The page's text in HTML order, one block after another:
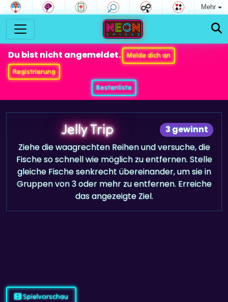
Mehr
Du bist nicht angemeldet.
Melde dich an
Registrierung
Bestenliste
3 gewinnt
Jelly Trip
Ziehe die waagrechten Reihen und versuche, die
Fische so schnell wie möglich zu entfernen. Stelle
gleiche Fische senkrecht übereinander, um sie in
Gruppen von 3 oder mehr zu entfernen. Erreiche
das angezeigte Ziel.